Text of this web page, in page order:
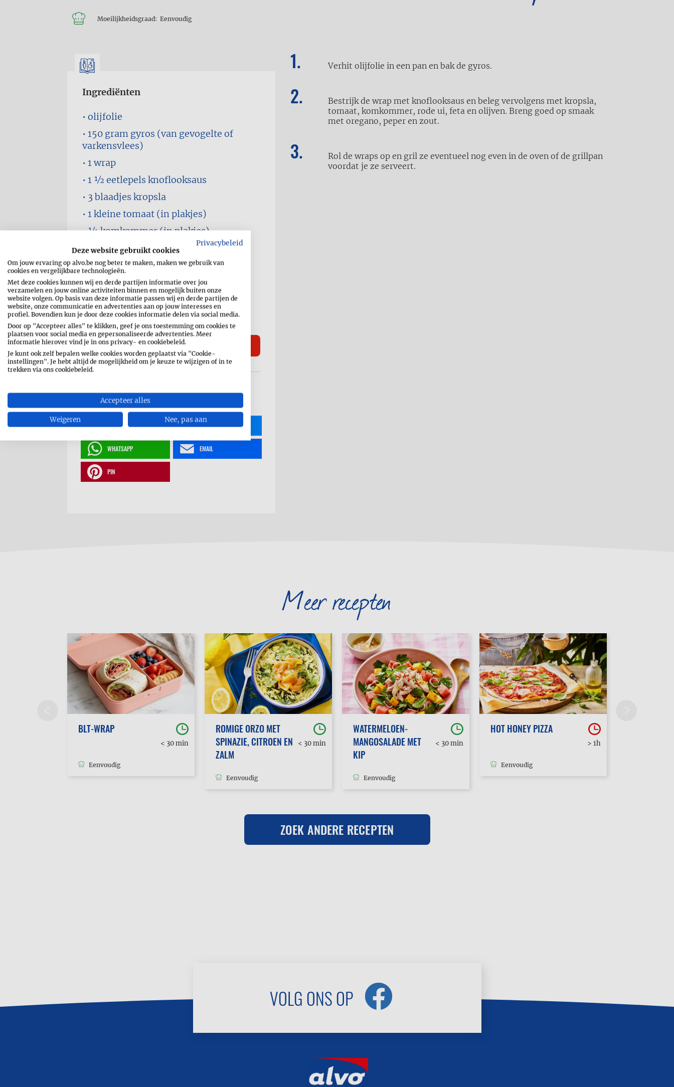
Moeilijkheidsgraad Eenvoudig
Ingrediënten
olijfolie
150 gram gyros (van gevogelte of
varkensvlees)
1wrap
1 1⁄2 eetlepels knoflooksaus
3 blaadjes kropsla
1kleine tomaat (in plakjes)
1⁄4komkommer (in plakjes)
1⁄4rode ui (in halve maantjes)
1⁄4 stukfeta (verbrokkeld)
3ontpitte olijven
oregano
peper en zout
RECEPT AFDRUKKEN
SHARE MESSENGER
WHATSAPP EMAIL
PIN
Verhit olijfolie in een pan en bak de gyros.
Bestrijk de wrap met knoflooksaus en beleg vervolgens met kropsla,
tomaat, komkommer, rode ui, feta en olijven. Breng goed op smaak
met oregano, peper en zout.
Rol de wraps op en gril ze eventueel nog even in de oven of de grillpan
voordat je ze serveert.
Meer recepten
BLT-WRAP
< 30 min
Eenvoudig
ROMIGE ORZO MET
SPINAZIE, CITROEN EN
ZALM
< 30 min
Eenvoudig
WATERMELOEN-
MANGOSALADE MET
KIP
< 30 min
Eenvoudig
HOT HONEY PIZZA
> 1h
Eenvoudig
ZOEK ANDERE RECEPTEN
VOLG ONS OP
Privacybeleid
Deze website gebruikt cookies
Om jouw ervaring op alvo.be nog beter te maken, maken we gebruik van
cookies en vergelijkbare technologieën.
Met deze cookies kunnen wij en derde partijen informatie over jou
verzamelen en jouw online activiteiten binnen en mogelijk buiten onze
website volgen. Op basis van deze informatie passen wij en derde partijen de
website, onze communicatie en advertenties aan op jouw interesses en
profiel. Bovendien kun je door deze cookies informatie delen via social media.
Door op "Accepteer alles" te klikken, geef je ons toestemming om cookies te
plaatsen voor social media en gepersonaliseerde advertenties. Meer
informatie hierover vind je in ons privacy- en cookiebeleid.
Je kunt ook zelf bepalen welke cookies worden geplaatst via "Cookie-
instellingen". Je hebt altijd de mogelijkheid om je keuze te wijzigen of in te
trekken via ons cookiebeleid.
Accepteer alles
Weigeren Nee, pas aan